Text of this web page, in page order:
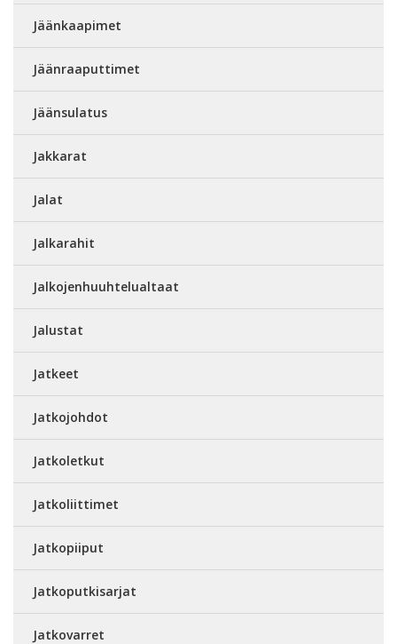
Jäänkaapimet
Jäänraaputtimet
Jäänsulatus
Jakkarat
Jalat
Jalkarahit
Jalkojenhuuhtelualtaat
Jalustat
Jatkeet
Jatkojohdot
Jatkoletkut
Jatkoliittimet
Jatkopiiput
Jatkoputkisarjat
Jatkovarret